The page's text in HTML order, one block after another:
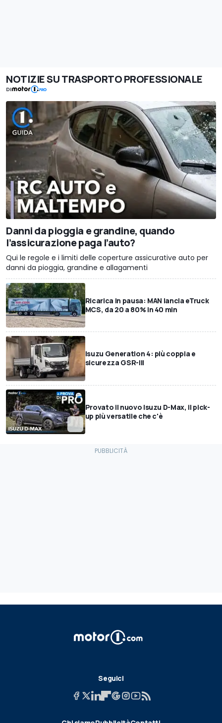
NOTIZIE SU TRASPORTO PROFESSIONALE
DI
Danni da pioggia e grandine, quando
l’assicurazione paga l’auto?
Qui le regole e i limiti delle coperture assicurative auto per
danni da pioggia, grandine e allagamenti
Ricarica in pausa: MAN lancia eTruck
MCS, da 20 a 80% in 40 min
Isuzu Generation 4: più coppia e
sicurezza GSR-III
Provato il nuovo Isuzu D-Max, il pick-
up più versatile che c'è
Seguici